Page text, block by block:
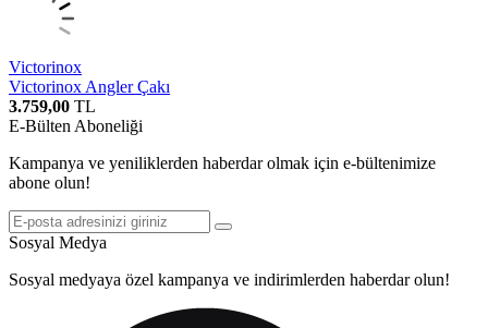
Victorinox
Victorinox Angler Çakı
3.759,00 TL
E-Bülten Aboneliği
Kampanya ve yeniliklerden haberdar olmak için e-bültenimize
abone olun!
Sosyal Medya
Sosyal medyaya özel kampanya ve indirimlerden haberdar olun!